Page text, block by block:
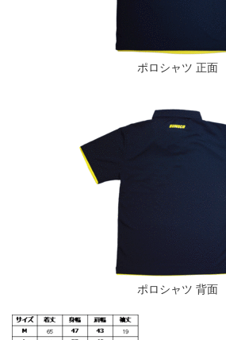
ポロシャツ 正面
ポロシャツ 背面